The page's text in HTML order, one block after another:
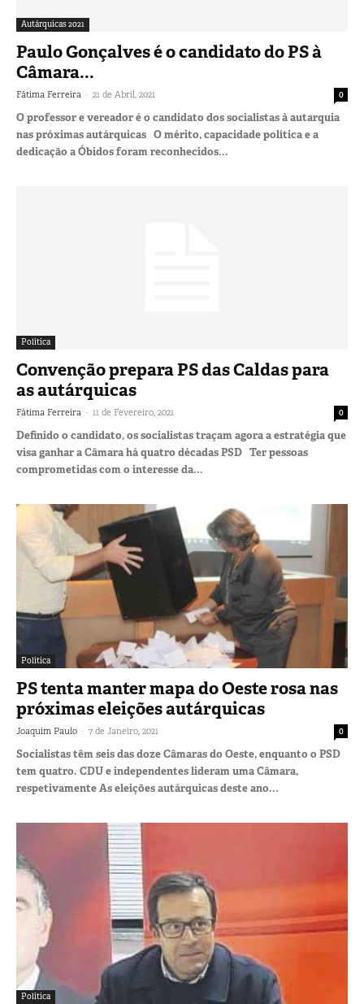
Autárquicas 2021
Paulo Gonçalves é o candidato do PS à
Câmara...
Fátima Ferreira - 21 de Abril, 2021 0
O professor e vereador é o candidato dos socialistas à autarquia
nas próximas autárquicas O mérito, capacidade política e a
dedicação a Óbidos foram reconhecidos...
Política
Convenção prepara PS das Caldas para
as autárquicas
Fátima Ferreira - 11 de Fevereiro, 2021 0
Definido o candidato, os socialistas traçam agora a estratégia que
visa ganhar a Câmara há quatro décadas PSD Ter pessoas
comprometidas com o interesse da...
Política
PS tenta manter mapa do Oeste rosa nas
próximas eleições autárquicas
Joaquim Paulo - 7 de Janeiro, 2021 0
Socialistas têm seis das doze Câmaras do Oeste, enquanto o PSD
tem quatro. CDU e independentes lideram uma Câmara,
respetivamente As eleições autárquicas deste ano...
Política